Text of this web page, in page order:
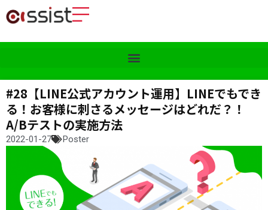
#28【LINE公式アカウント運用】LINEでもでき
る！お客様に刺さるメッセージはどれだ？！
A/Bテストの実施方法
2022-01-27 Poster